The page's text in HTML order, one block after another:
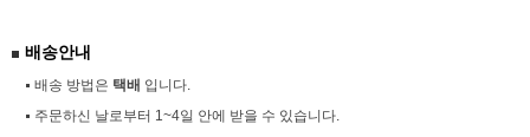
배송안내
배송 방법은 택배 입니다.
주문하신 날로부터 1~4일 안에 받을 수 있습니다.